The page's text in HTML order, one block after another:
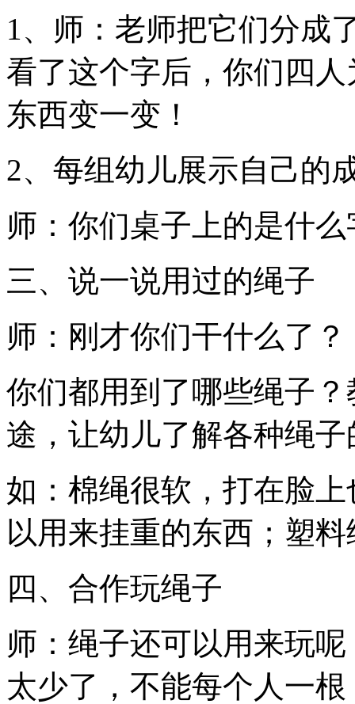
1、师：老师把它们分成
看了这个字后，你们四
东西变一变！
2、每组幼儿展示自己的
师：你们桌子上的是什
三、说一说用过的绳子
师：刚才你们干什么了？
你们都用到了哪些绳子
途，让幼儿了解各种绳
如：棉绳很软，打在脸
以用来挂重的东西；塑
四、合作玩绳子
师：绳子还可以用来玩
太少了，不能每个人一